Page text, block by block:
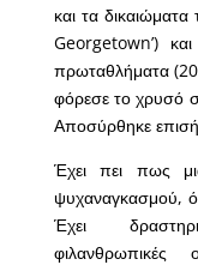
και τα
Georgetown’)
πρωταθλήματα
φόρεσε το χρυσό
Αποσύρθηκε
Έχει πει πως
ψυχαναγκασμού,
Έχει
φιλανθρωπικές